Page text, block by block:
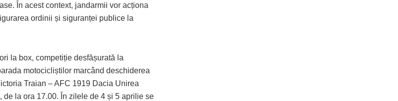
În acest context, jandarmii vor acționa
ordinii și siguranței publice la
la box, competiție desfășurată la
motocicliștilor marcând deschiderea
Traian – AFC 1919 Dacia Unirea
la ora 17.00. În zilele de 4 și 5 aprilie se